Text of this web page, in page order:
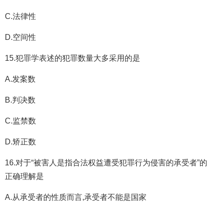
C.法律性
D.空间性
15.犯罪学表述的犯罪数量大多采用的是
A.发案数
B.判决数
C.监禁数
D.矫正数
16.对于“被害人是指合法权益遭受犯罪行为侵害的承受者”的
正确理解是
A.从承受者的性质而言,承受者不能是国家